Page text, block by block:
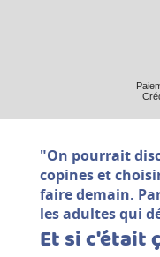
"On pourrait
copines et
faire demain.
les adultes qui
Et si c'était